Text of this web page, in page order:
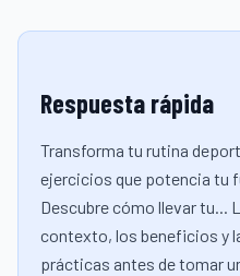
Respuesta rápida
Transforma tu rutina
ejercicios que potencia tu
Descubre cómo llevar tu...
contexto, los beneficios y
prácticas antes de tomar